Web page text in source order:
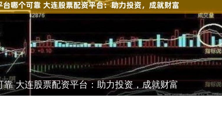
大连股票配资平台：助力投资，成就财富